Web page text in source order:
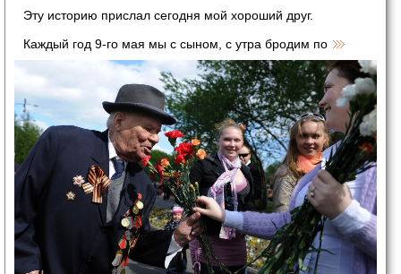
Эту историю прислал сегодня мой хороший друг.
Каждый год 9-го мая мы с сыном, с утра бродим по